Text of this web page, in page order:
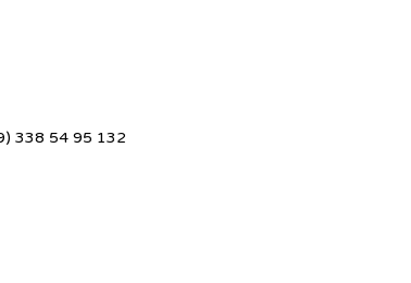
338 54 95 132